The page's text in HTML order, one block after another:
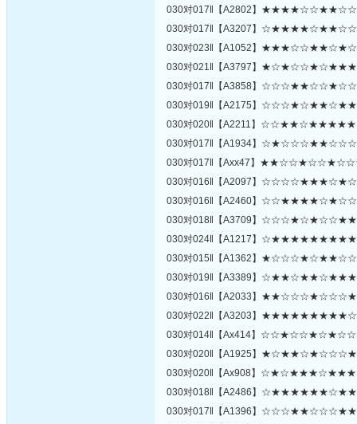
030对017‖【A2802】
030对017‖【A3207】
030对023‖【A1052】
030对021‖【A3797】
030对017‖【A3858】
030对019‖【A2175】
030对020‖【A2211】
030对017‖【A1934】
030对017‖【Axx47】
030对016‖【A2097】
030对016‖【A2460】
030对018‖【A3709】
030对024‖【A1217】
030对015‖【A1362】
030对019‖【A3389】
030对016‖【A2033】
030对022‖【A3203】
030对014‖【Ax414】
030对020‖【A1925】
030对020‖【Ax908】
030对018‖【A2486】
030对017‖【A1396】